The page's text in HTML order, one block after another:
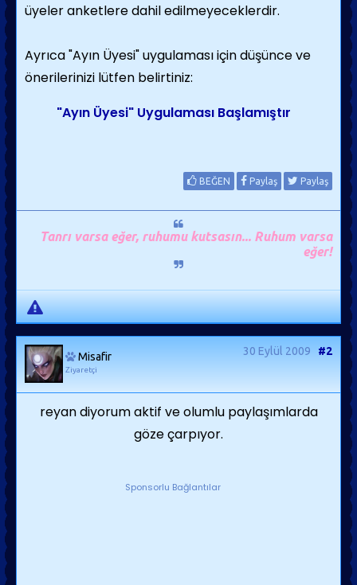
üyeler anketlere dahil edilmeyeceklerdir.
Ayrıca "Ayın Üyesi" uygulaması için düşünce ve
önerilerinizi lütfen belirtiniz:
"Ayın Üyesi" Uygulaması Başlamıştır
BEĞEN Paylaş Paylaş
Tanrı varsa eğer, ruhumu kutsasın... Ruhum varsa
eğer!
Misafir
Ziyaretçi
30 Eylül 2009 #2
reyan diyorum aktif ve olumlu paylaşımlarda
göze çarpıyor.
Sponsorlu Bağlantılar